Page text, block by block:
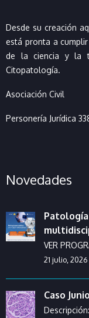
Desde su creación
está pronta a
de la ciencia y la
Citopatología.
Asociación Civil
Personería Jurídica
Novedades
VER
21 julio, 2026
Caso